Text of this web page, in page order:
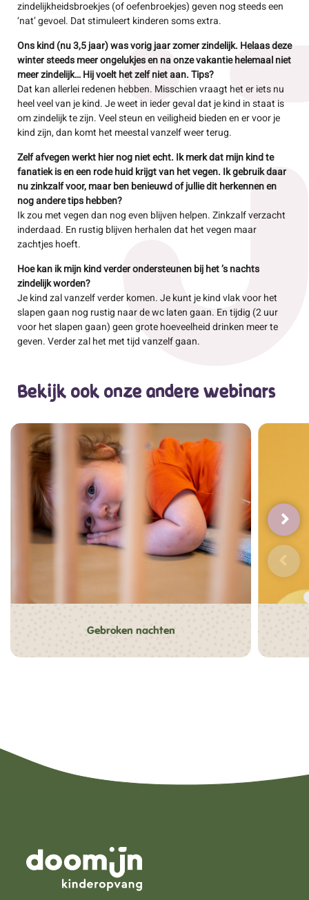
zindelijkheidsbroekjes (of oefenbroekjes) geven nog steeds een
‘nat’ gevoel. Dat stimuleert ​kinderen soms extra.
Ons kind (nu 3,5 jaar) was vorig jaar zomer zindelijk. Helaas deze
winter steeds meer ongelukjes en na onze vakantie helemaal niet
meer zindelijk… Hij voelt het zelf niet aan. Tips?
Dat kan allerlei redenen hebben. Misschien vraagt het er iets nu
heel veel van je kind. Je weet in ieder geval dat je kind in staat is
om zindelijk te zijn. Veel steun en ​​veiligheid bieden en er voor je
kind zijn, dan komt het meestal vanzelf weer terug.
Zelf afvegen werkt hier nog niet echt. Ik merk dat mijn kind te
fanatiek is en een rode huid krijgt van het vegen. Ik gebruik daar
nu zinkzalf voor, maar ben benieuwd of jullie dit herkennen en
nog andere tips hebben?
Ik zou met vegen dan nog even blijven helpen. Zinkzalf verzacht
inderdaad. En rustig blijven herhalen dat het vegen maar
zachtjes hoeft.
​​Hoe kan ik mijn kind verder ondersteunen bij het ’s nachts
zindelijk worden?
​​Je kind zal vanzelf verder komen. Je kunt je kind vlak voor het
slapen gaan nog rustig naar de wc laten gaan. En tijdig (2 uur
voor het slapen gaan) geen grote hoeveelheid drinken meer te
geven. Verder zal het met tijd vanzelf gaan.
Bekijk ook onze andere webinars
Gebroken nachten